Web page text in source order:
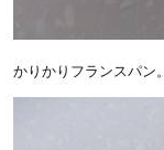
かりかりフランスパン。